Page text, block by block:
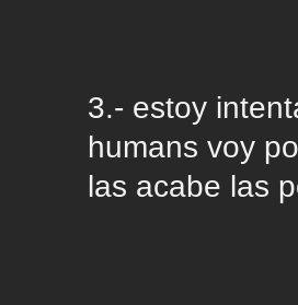
3.- estoy
humans voy
las acabe las